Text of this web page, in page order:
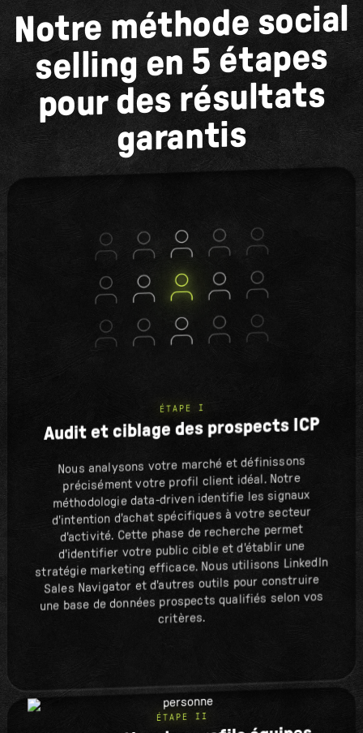
Notre méthode social
selling en 5 étapes
pour des résultats
garantis
ÉTAPE I
Audit et ciblage des prospects ICP
Nous analysons votre marché et définissons
précisément votre profil client idéal. Notre
méthodologie data-driven identifie les signaux
d'intention d'achat spécifiques à votre secteur
d'activité. Cette phase de recherche permet
d'identifier votre public cible et d'établir une
stratégie marketing efficace. Nous utilisons LinkedIn
Sales Navigator et d'autres outils pour construire
une base de données prospects qualifiés selon vos
critères.
ÉTAPE II